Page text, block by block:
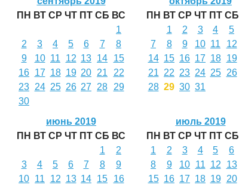
ПН ВТ СР ЧТ ПТ СБ ВС
1
2
3 4 5 6 7
8
9
10 11 12 13 14
15
16 17 18 19 20 21
22
23 24 25 26 27 28
29
30
ПН ВТ СР ЧТ ПТ СБ
1
2 3 4 5
7
8 9 10 11 12
14 15 16 17 18 19
21 22 23 24 25 26
28 29 30 31
июнь 2019
ПН ВТ СР ЧТ ПТ СБ ВС
1
2
3
4 5 6 7 8
9
10 11 12 13 14 15
16
июль 2019
ПН ВТ СР ЧТ ПТ СБ
1
2 3 4 5 6
8
9 10 11 12 13
15 16 17 18 19 20